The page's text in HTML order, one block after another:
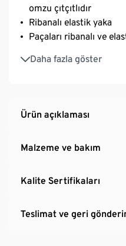
omzu çıtçıtlıdır
Ribanalı elastik yaka
Paçaları ribanalı ve
Daha fazla göster
GOTS organic – in
Ürün açıklaması
Malzeme ve bakım
Kalite Sertifikaları
Teslimat ve geri